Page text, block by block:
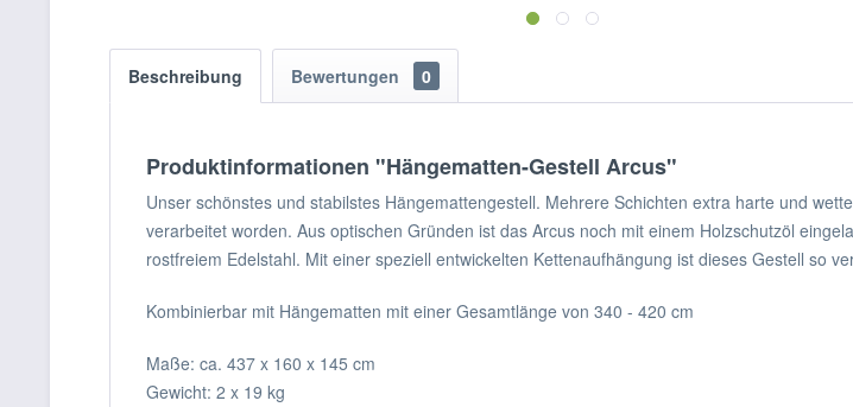
Beschreibung Bewertungen 0
Produktinformationen "Hängematten-Gestell Arcus"
Unser schönstes und stabilstes Hängemattengestell. Mehrere Schichten extra harte und
verarbeitet worden. Aus optischen Gründen ist das Arcus noch mit einem Holzschutzöl
rostfreiem Edelstahl. Mit einer speziell entwickelten Kettenaufhängung ist dieses Gestell so
Kombinierbar mit Hängematten mit einer Gesamtlänge von 340 - 420 cm
Maße: ca. 437 x 160 x 145 cm
Gewicht: 2 x 19 kg